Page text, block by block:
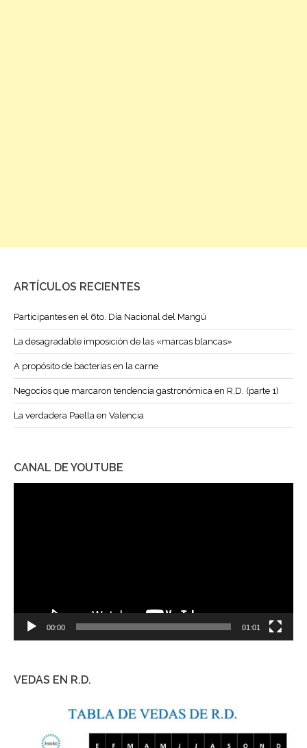
ARTÍCULOS RECIENTES
Participantes en el 6to. Día Nacional del Mangú
La desagradable imposición de las «marcas blancas»
A propósito de bacterias en la carne
Negocios que marcaron tendencia gastronómica en R.D. (parte 1)
La verdadera Paella en Valencia
CANAL DE YOUTUBE
00:00 01:01
VEDAS EN R.D.